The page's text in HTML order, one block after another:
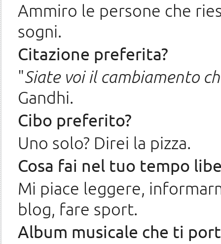
Ammiro le persone che
sogni.
Citazione preferita?
"Siate voi il cambiamento
Gandhi.
Cibo preferito?
Uno solo? Direi la pizza.
Cosa fai nel tuo tempo
Mi piace leggere,
blog, fare sport.
Album musicale che ti